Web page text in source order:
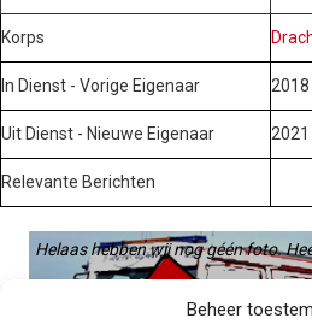
Beheer
Korps
In Dienst - Vorige Eigenaar 2018
Uit Dienst - Nieuwe Eigenaar
Relevante Berichten
Helaas hebben wij nog géén foto.
Graag gebruiken we die. Stuur hem